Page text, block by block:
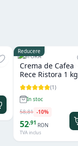
Reducere
RISTORA
Crema de Cafea
Rece Ristora 1 kg
(1)
In stoc
58,81 -10%
52,91 RON
TVA inclus